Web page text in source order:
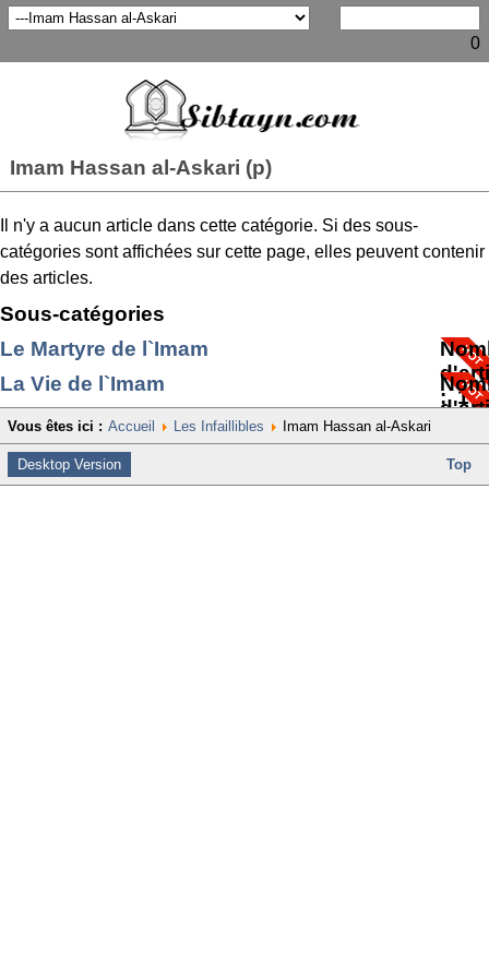
0
Imam Hassan al-Askari (p)
Il n'y a aucun article dans cette catégorie. Si des sous-
catégories sont affichées sur cette page, elles peuvent contenir
des articles.
Sous-catégories
Le Martyre de l`Imam
: 1
La Vie de l`Imam
Vous êtes ici : Accueil Les Infaillibles Imam Hassan al-Askari
Desktop Version Top